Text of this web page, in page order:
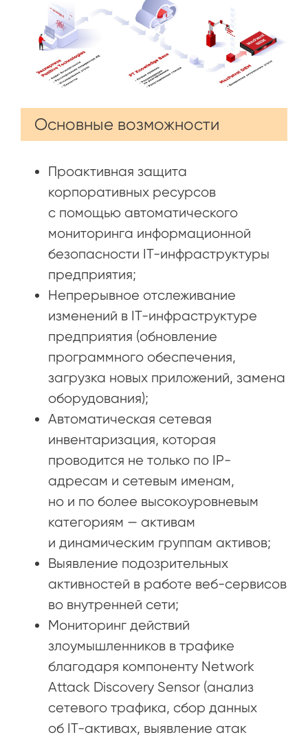
Основные возможности
Проактивная защита
корпоративных ресурсов
с помощью автоматического
мониторинга информационной
безопасности IT-инфраструктуры
предприятия;
Непрерывное отслеживание
изменений в IT-инфраструктуре
предприятия (обновление
программного обеспечения,
загрузка новых приложений, замена
оборудования);
Автоматическая сетевая
инвентаризация, которая
проводится не только по IP-
адресам и сетевым именам,
но и по более высокоуровневым
категориям — активам
и динамическим группам активов;
Выявление подозрительных
активностей в работе веб-сервисов
во внутренней сети;
Мониторинг действий
злоумышленников в трафике
благодаря компоненту Network
Attack Discovery Sensor (анализ
сетевого трафика, сбор данных
об IT-активах, выявление атак